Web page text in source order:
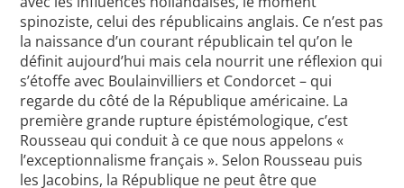
spinoziste, celui des républicains anglais. Ce n’est pas
la naissance d’un courant républicain tel qu’on le
définit aujourd’hui mais cela nourrit une réflexion qui
s’étoffe avec Boulainvilliers et Condorcet – qui
regarde du côté de la République américaine. La
première grande rupture épistémologique, c’est
Rousseau qui conduit à ce que nous appelons «
l’exceptionnalisme français ». Selon Rousseau puis
les Jacobins, la République ne peut être que